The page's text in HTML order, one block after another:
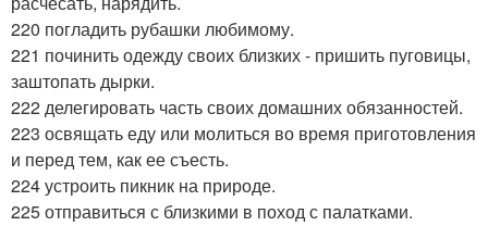
220 погладить рубашки любимому.
221 починить одежду своих близких - пришить пуговицы,
заштопать дырки.
222 делегировать часть своих домашних обязанностей.
223 освящать еду или молиться во время приготовления
и перед тем, как ее съесть.
224 устроить пикник на природе.
225 отправиться с близкими в поход с палатками.